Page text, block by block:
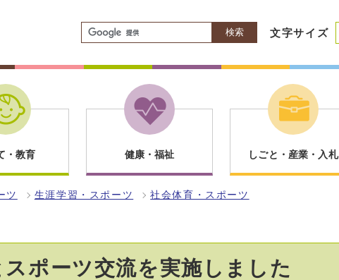
検索 文字サイズ
・教育 健康・福祉 しごと・産業・入札
ツ 生涯学習・スポーツ 社会体育・スポーツ
ポーツ交流を実施しました